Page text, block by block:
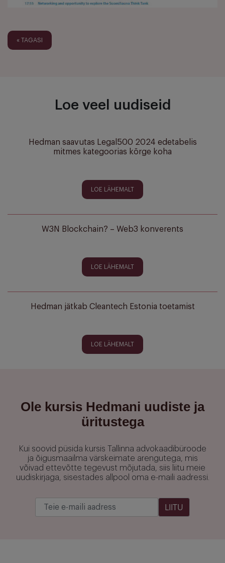
« TAGASI
Loe veel uudiseid
Hedman saavutas Legal500 2024 edetabelis
mitmes kategoorias kõrge koha
LOE LÄHEMALT
W3N Blockchain? – Web3 konverents
LOE LÄHEMALT
Hedman jätkab Cleantech Estonia toetamist
LOE LÄHEMALT
Ole kursis Hedmani uudiste ja
üritustega
Kui soovid püsida kursis Tallinna advokaadibüroode
ja õigusmaailma värskeimate arengutega, mis
võivad ettevõtte tegevust mõjutada, siis liitu meie
uudiskirjaga, sisestades allpool oma e-maili aadressi.
LIITU